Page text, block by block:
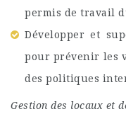
permis de travail
Développer et
pour prévenir les
des politiques
Gestion des locaux et